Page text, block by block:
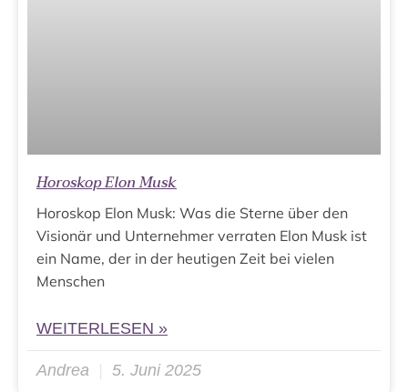
Horoskop Elon Musk
Horoskop Elon Musk: Was die Sterne über den
Visionär und Unternehmer verraten Elon Musk ist
ein Name, der in der heutigen Zeit bei vielen
Menschen
WEITERLESEN »
Andrea 5. Juni 2025